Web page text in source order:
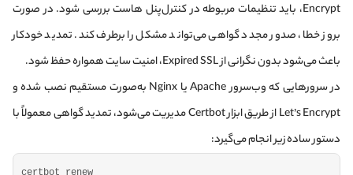
Encrypt، باید تنظیمات مربوطه در کنترل‌پنل هاست بررسی شود. در صورت
بروز خطا، صدور مجدد گواهی می‌تواند مشکل را برطرف کند. تمدید خودکار
باعث می‌شود بدون نگرانی از Expired SSL، امنیت سایت همواره حفظ شود.
در سرورهایی که وب‌سرور Apache یا Nginx به‌صورت مستقیم نصب شده و
Let’s Encrypt از طریق ابزار Certbot مدیریت می‌شود، تمدید گواهی معمولاً با
دستور ساده زیر انجام می‌گیرد: